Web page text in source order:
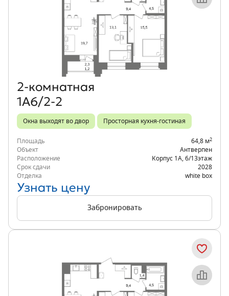
Объект месяца
2‑комнатная
1А6/2-2
Окна выходят во двор Просторная кухня-гостиная
Площадь 64,8 м2
Объект
Антверпен
Расположение
Корпус 1А 6/13этаж
Срок сдачи
2028
Отделка
white box
Узнать цену
Забронировать